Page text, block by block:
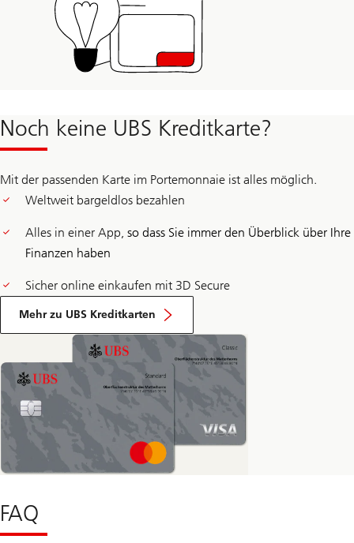
Noch keine UBS Kreditkarte?
Mit der passenden Karte im Portemonnaie ist alles möglich.
Weltweit bargeldlos bezahlen
Alles in einer App, so dass Sie immer den Überblick über Ihre
Finanzen haben
Sicher online einkaufen mit 3D Secure
Mehr zu UBS Kreditkarten
FAQ